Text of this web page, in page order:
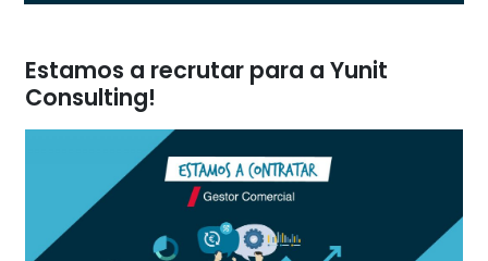
Estamos a recrutar para a Yunit
Consulting!